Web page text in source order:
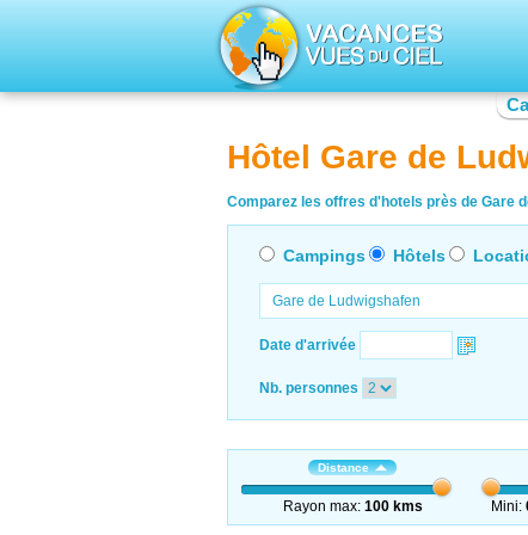
Hôtel Gare de
Comparez les offres d'hotels près de Gare
Campings Hôtels
Date d'arrivée
Nb. personnes
Distance
Rayon max: 100 kms Mini: